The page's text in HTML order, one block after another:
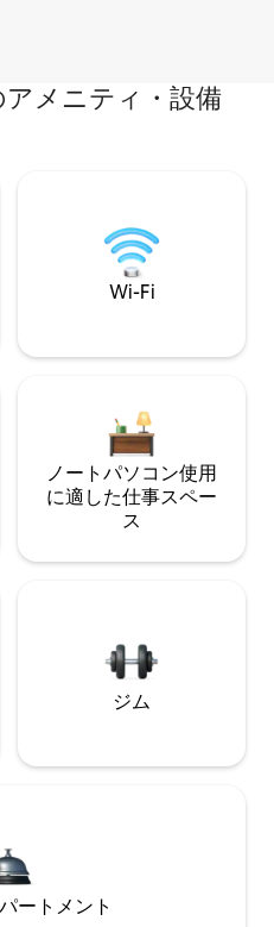
メニティ・設備
Wi-Fi
ノートパソコン使用
に適した仕事スペー
ス
ジム
ートメント